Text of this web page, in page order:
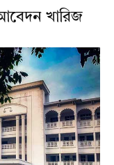
আবেদন খারিজ